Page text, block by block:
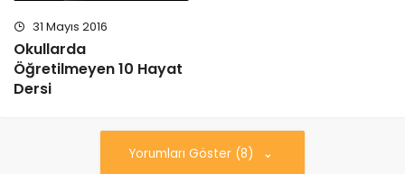
31 Mayıs 2016
Okullarda
Öğretilmeyen 10 Hayat
Dersi
Yorumları Göster (8)